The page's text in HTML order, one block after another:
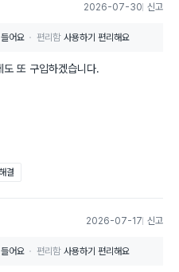
2026-07-30 신고
어요 편리함 사용하기 편리해요
또 구입하겠습니다.
결
2026-07-17 신고
어요 편리함 사용하기 편리해요